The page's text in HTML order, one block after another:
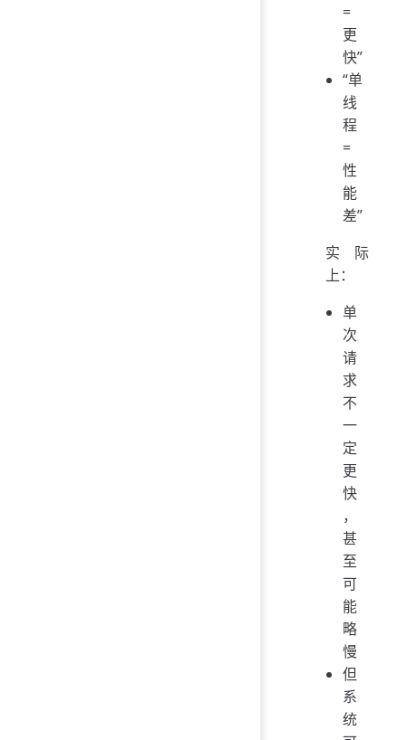
=
更
快”
“单
线
程
=
性
能
差”
实际
上：
单
次
请
求
不
一
定
更
快
，
甚
至
可
能
略
慢
但
系
统